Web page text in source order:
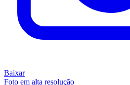
Baixar
Foto em alta resolução